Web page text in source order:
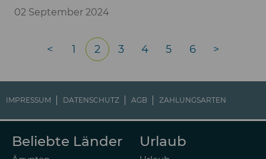
02 September 2024
< 1 2 3 4 5 6 >
IMPRESSUM DATENSCHUTZ AGB ZAHLUNGSARTEN
Beliebte Länder Urlaub